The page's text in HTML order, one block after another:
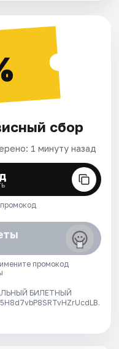
сбор
1 минуту назад
промокод
БИЛЕТНЫЙ